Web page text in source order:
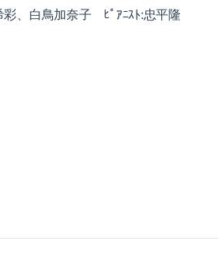
彩、白鳥加奈子 ﾋﾟｱﾆｽﾄ:忠平隆